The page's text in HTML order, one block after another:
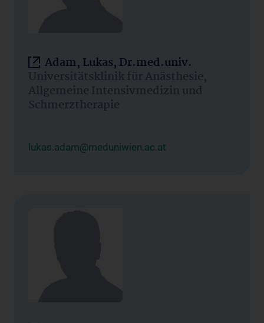
Adam, Lukas, Dr.med.univ.
Universitätsklinik für Anästhesie,
Allgemeine Intensivmedizin und
Schmerztherapie
lukas.adam@meduniwien.ac.at